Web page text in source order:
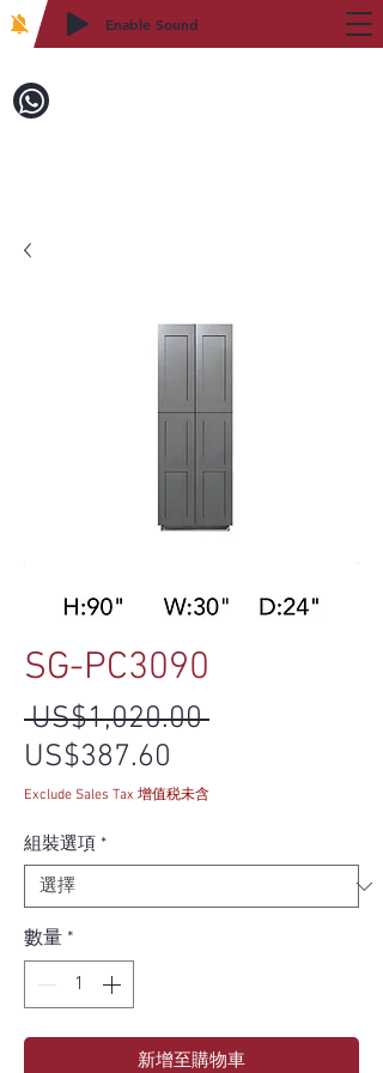
Enable Sound
SG-PC3090
US$1,020.00 一般價格
US$387.60
Exclude Sales Tax 增值税未含
組裝選項 *
數量 *
新增至購物車